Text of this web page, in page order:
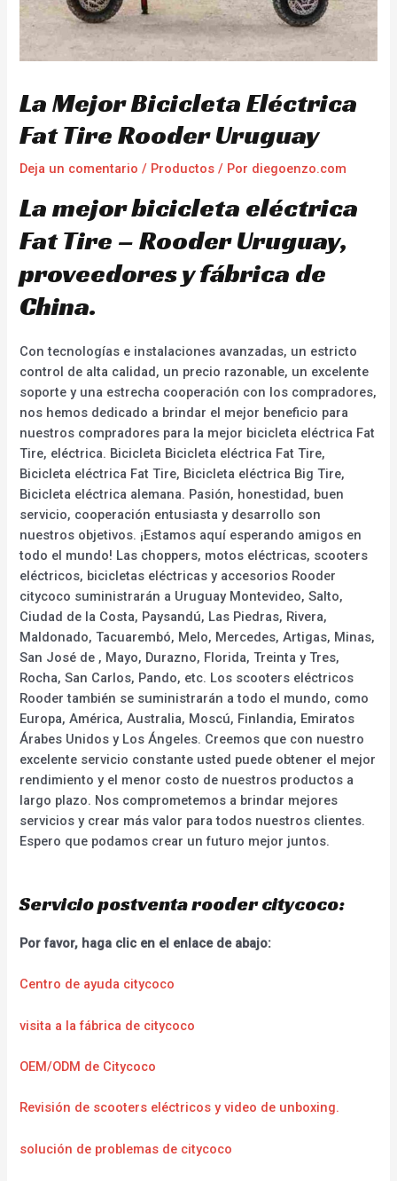
La Mejor Bicicleta Eléctrica
Fat Tire Rooder Uruguay
Deja un comentario / Productos / Por diegoenzo.com
La mejor bicicleta eléctrica
Fat Tire – Rooder Uruguay,
proveedores y fábrica de
China.
Con tecnologías e instalaciones avanzadas, un estricto
control de alta calidad, un precio razonable, un excelente
soporte y una estrecha cooperación con los compradores,
nos hemos dedicado a brindar el mejor beneficio para
nuestros compradores para la mejor bicicleta eléctrica Fat
Tire, eléctrica. Bicicleta Bicicleta eléctrica Fat Tire,
Bicicleta eléctrica Fat Tire, Bicicleta eléctrica Big Tire,
Bicicleta eléctrica alemana. Pasión, honestidad, buen
servicio, cooperación entusiasta y desarrollo son
nuestros objetivos. ¡Estamos aquí esperando amigos en
todo el mundo! Las choppers, motos eléctricas, scooters
eléctricos, bicicletas eléctricas y accesorios Rooder
citycoco suministrarán a Uruguay Montevideo, Salto,
Ciudad de la Costa, Paysandú, Las Piedras, Rivera,
Maldonado, Tacuarembó, Melo, Mercedes, Artigas, Minas,
San José de , Mayo, Durazno, Florida, Treinta y Tres,
Rocha, San Carlos, Pando, etc. Los scooters eléctricos
Rooder también se suministrarán a todo el mundo, como
Europa, América, Australia, Moscú, Finlandia, Emiratos
Árabes Unidos y Los Ángeles. Creemos que con nuestro
excelente servicio constante usted puede obtener el mejor
rendimiento y el menor costo de nuestros productos a
largo plazo. Nos comprometemos a brindar mejores
servicios y crear más valor para todos nuestros clientes.
Espero que podamos crear un futuro mejor juntos.
Servicio postventa rooder citycoco:
Por favor, haga clic en el enlace de abajo:
Centro de ayuda citycoco
visita a la fábrica de citycoco
OEM/ODM de Citycoco
Revisión de scooters eléctricos y video de unboxing.
solución de problemas de citycoco